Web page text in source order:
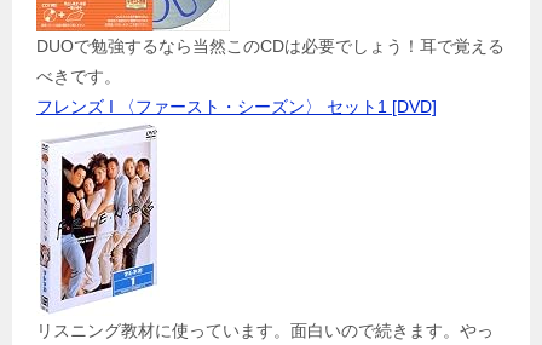
DUOで勉強するなら当然このCDは必要でしょう！耳で覚える
べきです。
フレンズ I 〈ファースト・シーズン〉 セット1 [DVD]
リスニング教材に使っています。面白いので続きます。やっ